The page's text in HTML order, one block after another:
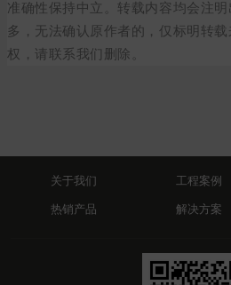
准确性保持中立。转载内容均会注
多，无法确认原作者的，仅标明转
权，请联系我们删除。
关于我们 工程案例
热销产品 解决方案